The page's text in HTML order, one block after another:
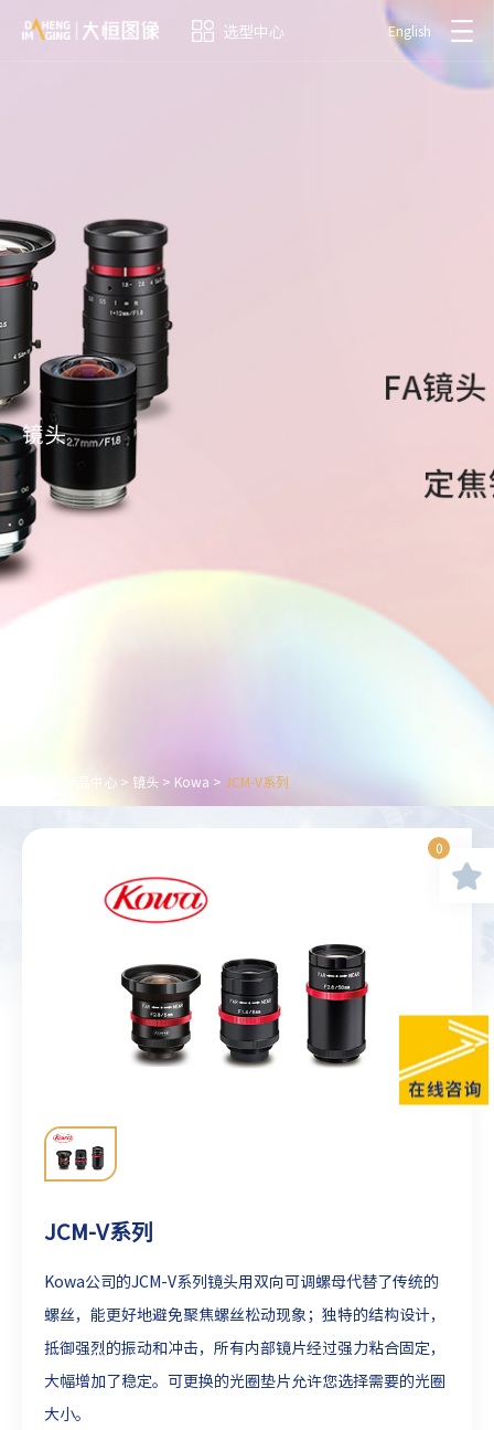
选型中心 English
镜头
产品中心 > 镜头 > Kowa > JCM-V系列
JCM-V系列
Kowa公司的JCM-V系列镜头用双向可调螺母代替了传统的
螺丝，能更好地避免聚焦螺丝松动现象；独特的结构设计，
抵御强烈的振动和冲击，所有内部镜片经过强力粘合固定，
大幅增加了稳定。可更换的光圈垫片允许您选择需要的光圈
大小。
0